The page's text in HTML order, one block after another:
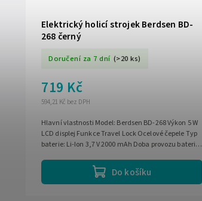
Elektrický holicí strojek Berdsen BD-
268 černý
Doručení za 7 dní (>20 ks)
594,21 Kč bez DPH
719 Kč
Do košíku
Hlavní vlastnosti Model: Berdsen BD-268 Výkon 5 W
LCD displej Funkce Travel Lock Ocelové čepele Typ
baterie: Li-Ion 3,7 V 2000 mAh Doba provozu baterie: